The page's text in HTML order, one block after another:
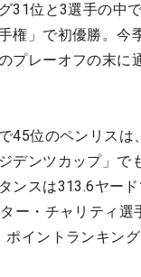
31位と3選手の中
権」で初優勝。
プレーオフの末に
45位のペンリス
デンツカップ」
ンスは313.6ヤー
ー・チャリティ
ポイントランキン